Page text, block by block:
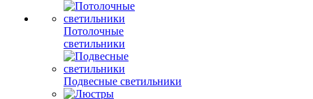
Потолочные
светильники
Подвесные светильники